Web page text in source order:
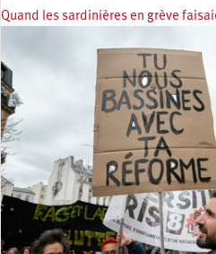
Quand les sardinières en grève